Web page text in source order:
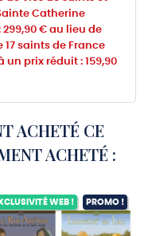
Catherine
€ au lieu de
17 saints de France
un prix réduit : 159,90
ACHETÉ CE
ACHETÉ :
WEB ! PROMO !